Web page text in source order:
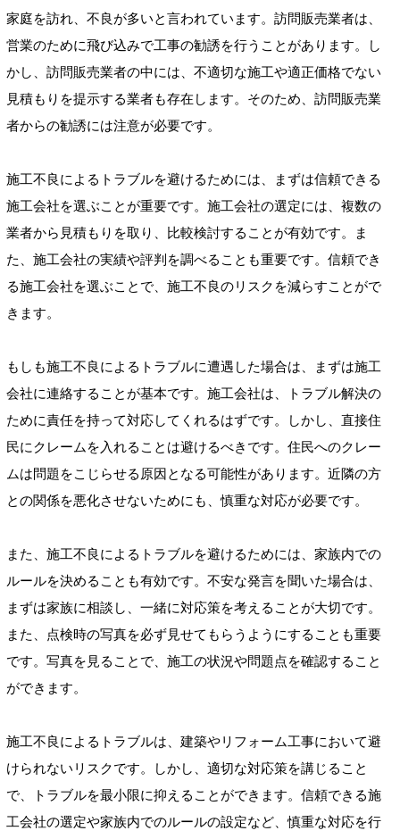
家庭を訪れ、不良が多いと言われています。訪問販売業者は、
営業のために飛び込みで工事の勧誘を行うことがあります。し
かし、訪問販売業者の中には、不適切な施工や適正価格でない
見積もりを提示する業者も存在します。そのため、訪問販売業
者からの勧誘には注意が必要です。
施工不良によるトラブルを避けるためには、まずは信頼できる
施工会社を選ぶことが重要です。施工会社の選定には、複数の
業者から見積もりを取り、比較検討することが有効です。ま
た、施工会社の実績や評判を調べることも重要です。信頼でき
る施工会社を選ぶことで、施工不良のリスクを減らすことがで
きます。
もしも施工不良によるトラブルに遭遇した場合は、まずは施工
会社に連絡することが基本です。施工会社は、トラブル解決の
ために責任を持って対応してくれるはずです。しかし、直接住
民にクレームを入れることは避けるべきです。住民へのクレー
ムは問題をこじらせる原因となる可能性があります。近隣の方
との関係を悪化させないためにも、慎重な対応が必要です。
また、施工不良によるトラブルを避けるためには、家族内での
ルールを決めることも有効です。不安な発言を聞いた場合は、
まずは家族に相談し、一緒に対応策を考えることが大切です。
また、点検時の写真を必ず見せてもらうようにすることも重要
です。写真を見ることで、施工の状況や問題点を確認すること
ができます。
施工不良によるトラブルは、建築やリフォーム工事において避
けられないリスクです。しかし、適切な対応策を講じること
で、トラブルを最小限に抑えることができます。信頼できる施
工会社の選定や家族内でのルールの設定など、慎重な対応を行